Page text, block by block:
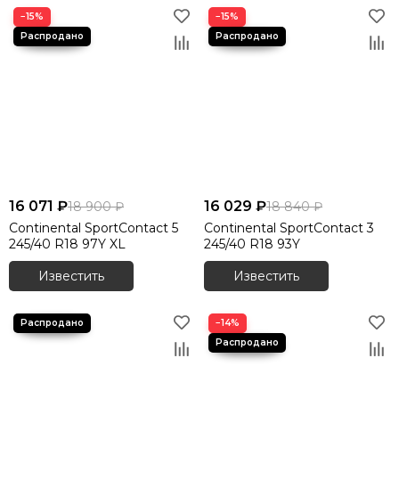
−15%
16 071 ₽18 900 ₽
Continental SportContact 5
245/40 R18 97Y XL
Известить
−15%
16 029 ₽18 840 ₽
Continental SportContact 3
245/40 R18 93Y
Известить
−14%